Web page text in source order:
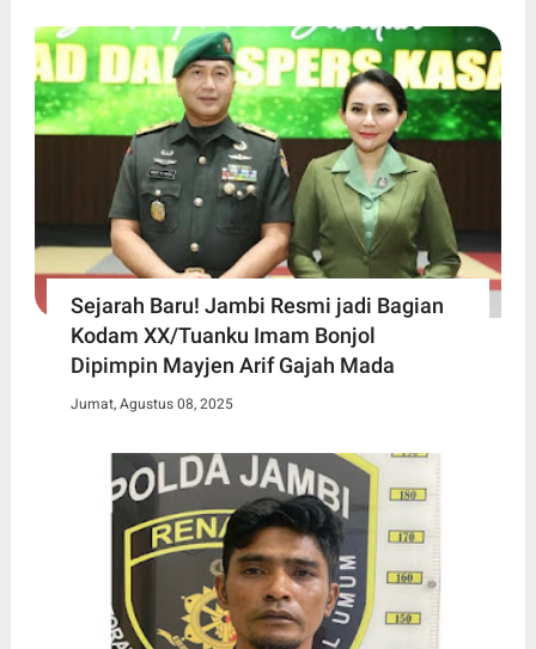
Sejarah Baru! Jambi Resmi jadi Bagian
Kodam XX/Tuanku Imam Bonjol
Dipimpin Mayjen Arif Gajah Mada
Jumat, Agustus 08, 2025